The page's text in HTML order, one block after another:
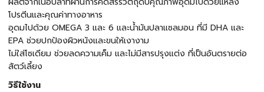
โปรตีนและคุณค่าทางอาหาร
อุดมไปด้วย OMEGA 3 และ 6 และน้ำมันปลาแซลมอน ที่มี DHA และ
EPA ช่วยปกป้องผิวหนังและขนให้เงางาม
ไม่ใส่โซเดียม ช่วยลดความเค็ม และไม่มีสารปรุงแต่ง ที่เป็นอันตรายต่อ
สัตว์เลี้ยง
วิธีใช้งาน